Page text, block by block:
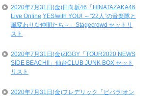
2020年7月31日(金)日向坂46「HINATAZAKA46
Live Online,YES!with YOU! ～”22人”の音楽隊と
風変わりな仲間たち～」Stagecrowd セットリ
スト
2020年7月31日(金)ZIGGY「TOUR2020 NEWS
SIDE BEACH!!」仙台CLUB JUNK BOX セット
リスト
2020年7月31日(金)フレデリック「ビバラ!オン